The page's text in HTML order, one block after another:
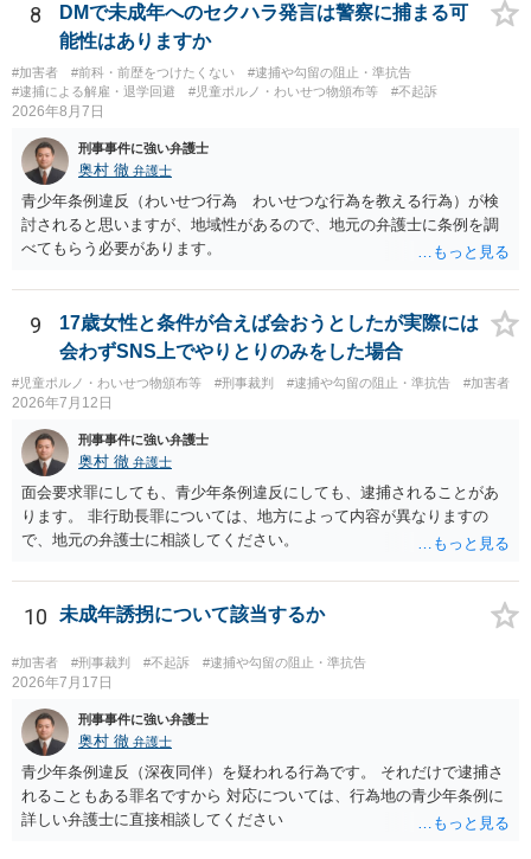
8
DMで未成年へのセクハラ発言は警察に捕まる可
能性はありますか
#加害者 #前科・前歴をつけたくない
#逮捕や勾留の阻止・準抗告
#逮捕による解雇・退学回避
#児童ポルノ・わいせつ物頒布等 #不起訴
2026年8月7日
刑事事件に強い弁護士
奥村 徹 弁護士
青少年条例違反（わいせつ行為 わいせつな行為を教える行為）が検
討されると思いますが、地域性があるので、地元の弁護士に条例を調
べてもらう必要があります。
9
17歳女性と条件が合えば会おうとしたが実際には
会わずSNS上でやりとりのみをした場合
#児童ポルノ・わいせつ物頒布等 #刑事裁判 #逮捕や勾留の阻止・準抗告 #加害者
2026年7月12日
刑事事件に強い弁護士
奥村 徹 弁護士
面会要求罪にしても、青少年条例違反にしても、逮捕されることがあ
ります。 非行助長罪については、地方によって内容が異なりますの
で、地元の弁護士に相談してください。
10 未成年誘拐について該当するか
#加害者 #刑事裁判 #不起訴 #逮捕や勾留の阻止・準抗告
2026年7月17日
刑事事件に強い弁護士
奥村 徹 弁護士
青少年条例違反（深夜同伴）を疑われる行為です。 それだけで逮捕さ
れることもある罪名ですから 対応については、行為地の青少年条例に
詳しい弁護士に直接相談してください